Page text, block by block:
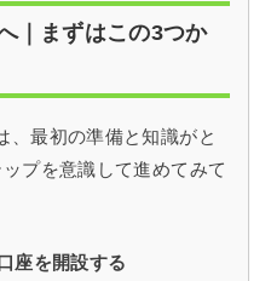
｜まずはこの3つか
、最初の準備と知識がと
プを意識して進めてみて
座を開設する